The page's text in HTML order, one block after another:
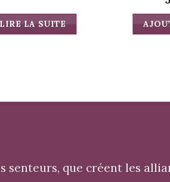
LIRE LA SUITE
que créent les